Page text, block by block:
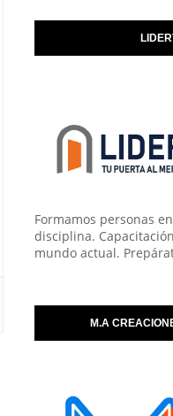
Formamos personas
disciplina.
mundo actual.
M.A